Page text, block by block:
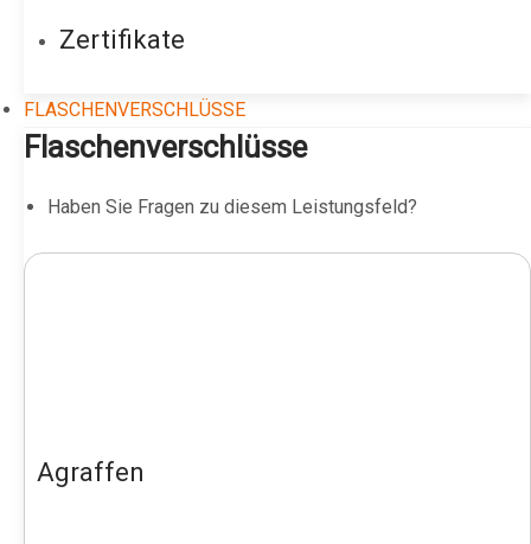
Zertifikate
FLASCHENVERSCHLÜSSE
Flaschenverschlüsse
Haben Sie Fragen zu diesem Leistungsfeld?
Agraffen